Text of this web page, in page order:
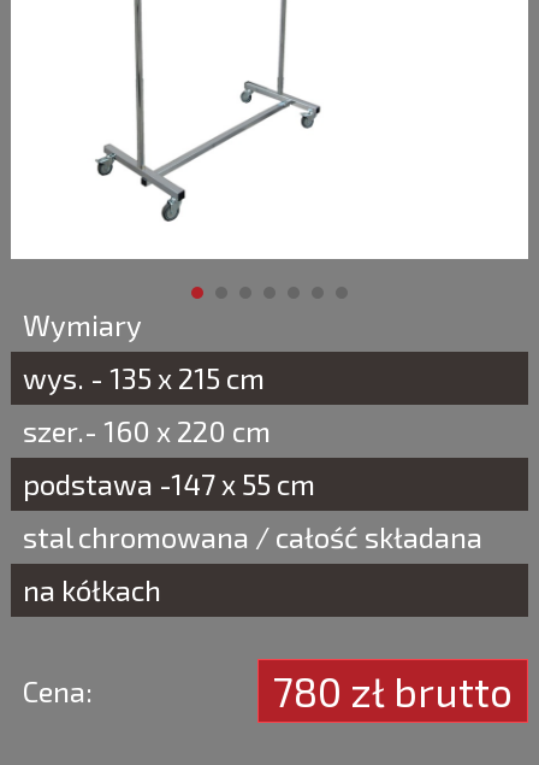
Wymiary
wys. - 135 x 215 cm
szer.- 160 x 220 cm
podstawa -147 x 55 cm
stal chromowana / całość składana
na kółkach
Cena: 780 zł brutto